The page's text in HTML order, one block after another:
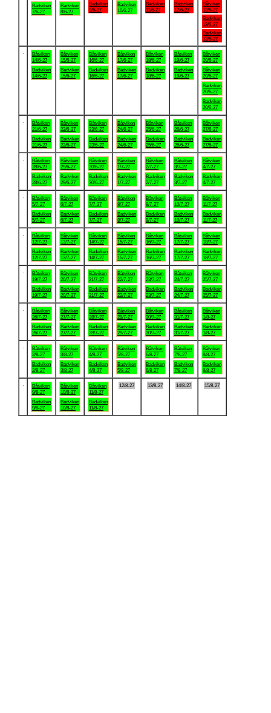
Badviken
7/6-27
Badviken
8/6-27
Badviken
9/6-27
Badviken
10/6-27
Badviken
11/6-27
Badviken
12/6-27
Båtviken
13/6-27
Badviken
13/6-27
Badviken
13/6-27
Båtviken
14/6-27
Badviken
14/6-27
Båtviken
15/6-27
Badviken
15/6-27
Båtviken
16/6-27
Badviken
16/6-27
Båtviken
17/6-27
Badviken
17/6-27
Båtviken
18/6-27
Badviken
18/6-27
Båtviken
19/6-27
Badviken
19/6-27
Båtviken
20/6-27
Båtviken
20/6-27
Badviken
20/6-27
Badviken
20/6-27
Båtviken
21/6-27
Badviken
21/6-27
Båtviken
22/6-27
Badviken
22/6-27
Båtviken
23/6-27
Badviken
23/6-27
Båtviken
24/6-27
Badviken
24/6-27
Båtviken
25/6-27
Badviken
25/6-27
Båtviken
26/6-27
Badviken
26/6-27
Båtviken
27/6-27
Badviken
27/6-27
Båtviken
28/6-27
Badviken
28/6-27
Båtviken
29/6-27
Badviken
29/6-27
Båtviken
30/6-27
Badviken
30/6-27
Båtviken
1/7-27
Badviken
1/7-27
Båtviken
2/7-27
Badviken
2/7-27
Båtviken
3/7-27
Badviken
3/7-27
Båtviken
4/7-27
Badviken
4/7-27
Båtviken
5/7-27
Badviken
5/7-27
Båtviken
6/7-27
Badviken
6/7-27
Båtviken
7/7-27
Badviken
7/7-27
Båtviken
8/7-27
Badviken
8/7-27
Båtviken
9/7-27
Badviken
9/7-27
Båtviken
10/7-27
Badviken
10/7-27
Båtviken
11/7-27
Badviken
11/7-27
Båtviken
12/7-27
Badviken
12/7-27
Båtviken
13/7-27
Badviken
13/7-27
Båtviken
14/7-27
Badviken
14/7-27
Båtviken
15/7-27
Badviken
15/7-27
Båtviken
16/7-27
Badviken
16/7-27
Båtviken
17/7-27
Badviken
17/7-27
Båtviken
18/7-27
Badviken
18/7-27
Båtviken
19/7-27
Badviken
19/7-27
Båtviken
20/7-27
Badviken
20/7-27
Båtviken
21/7-27
Badviken
21/7-27
Båtviken
22/7-27
Badviken
22/7-27
Båtviken
23/7-27
Badviken
23/7-27
Båtviken
24/7-27
Badviken
24/7-27
Båtviken
25/7-27
Badviken
25/7-27
Båtviken
26/7-27
Badviken
26/7-27
Båtviken
27/7-27
Badviken
27/7-27
Båtviken
28/7-27
Badviken
28/7-27
Båtviken
29/7-27
Badviken
29/7-27
Båtviken
30/7-27
Badviken
30/7-27
Båtviken
31/7-27
Badviken
31/7-27
Båtviken
1/8-27
Badviken
1/8-27
Båtviken
2/8-27
Badviken
2/8-27
Båtviken
3/8-27
Badviken
3/8-27
Båtviken
4/8-27
Badviken
4/8-27
Båtviken
5/8-27
Badviken
5/8-27
Båtviken
6/8-27
Badviken
6/8-27
Båtviken
7/8-27
Badviken
7/8-27
Båtviken
8/8-27
Badviken
8/8-27
Båtviken
9/8-27
Badviken
9/8-27
Båtviken
10/8-27
Badviken
10/8-27
Båtviken
11/8-27
Badviken
11/8-27
12/8-27 13/8-27 14/8-27 15/8-27